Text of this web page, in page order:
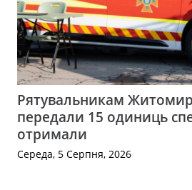
Рятувальникам
передали 15 одиниць
отримали
Середа, 5 Серпня, 2026